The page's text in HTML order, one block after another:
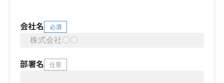
会社名 必須
部署名 任意